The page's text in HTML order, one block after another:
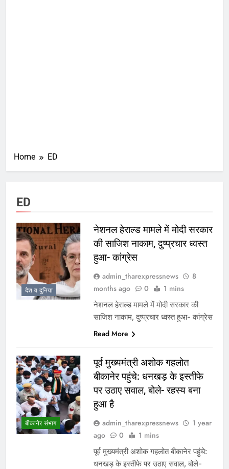
Home ED
ED
देश व दुनिया
नेशनल हेराल्ड मामले में मोदी सरकार
की साजिश नाकाम, दुष्प्रचार ध्वस्त
हुआ- कांग्रेस
admin_tharexpressnews
8
months ago
0 1 mins
नेशनल हेराल्ड मामले में मोदी सरकार की
साजिश नाकाम, दुष्प्रचार ध्वस्त हुआ- कांग्रेस
Read More
बीकानेर संभाग
पूर्व मुख्यमंत्री अशोक गहलोत
बीकानेर पहुंचे: धनखड़ के इस्तीफे
पर उठाए सवाल, बोले- रहस्य बना
हुआ है
admin_tharexpressnews
1 year
ago
0 1 mins
पूर्व मुख्यमंत्री अशोक गहलोत बीकानेर पहुंचे:
धनखड़ के इस्तीफे पर उठाए सवाल, बोले-